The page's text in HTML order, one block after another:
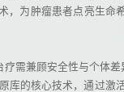
，为肿瘤患者点亮生命
疗需兼顾安全性与个体
库的核心技术，通过激